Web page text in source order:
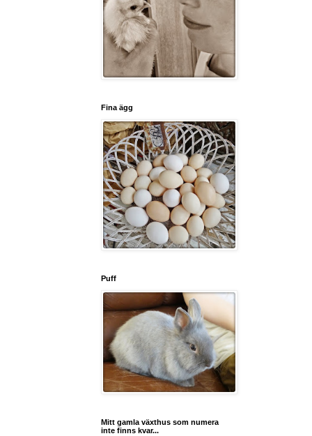
Fina ägg
Puff
Mitt gamla växthus som numera
inte finns kvar...